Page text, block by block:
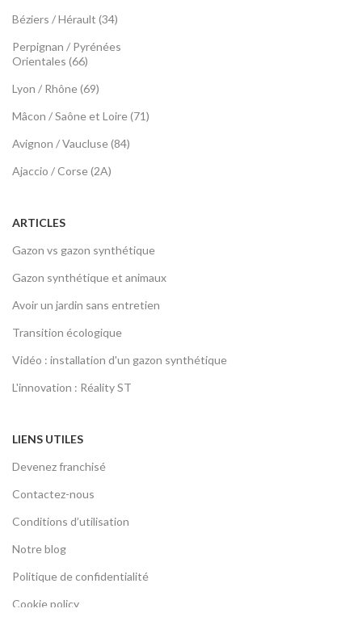
Béziers / Hérault (34)
Perpignan / Pyrénées
Orientales (66)
Lyon / Rhône (69)
Mâcon / Saône et Loire (71)
Avignon / Vaucluse (84)
Ajaccio / Corse (2A)
ARTICLES
Gazon vs gazon synthétique
Gazon synthétique et animaux
Avoir un jardin sans entretien
Transition écologique
Vidéo : installation d'un gazon synthétique
L'innovation : Réality ST
LIENS UTILES
Devenez franchisé
Contactez-nous
Conditions d’utilisation
Notre blog
Politique de confidentialité
Cookie policy